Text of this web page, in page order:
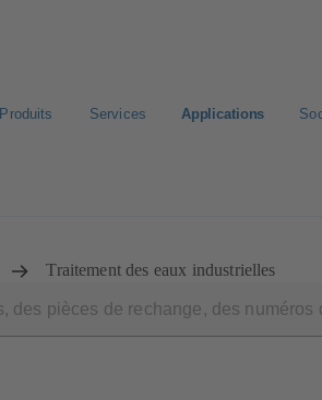
Produits Services Applications
Traitement des eaux industrielles